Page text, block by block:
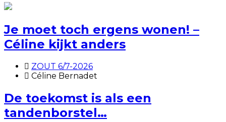
Je moet toch ergens wonen! –
Céline kijkt anders
ZOUT 6/7-2026
Céline Bernadet
De toekomst is als een
tandenborstel…